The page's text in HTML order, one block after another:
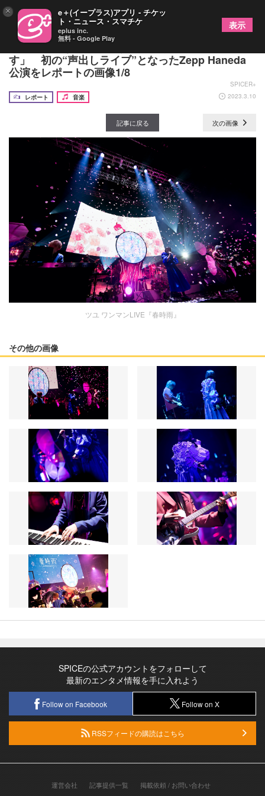
ツユ「みんなの声が聴けて嬉しく思っておりま
す」 初の“声出しライブ”となったZepp Haneda
公演をレポートの画像1/8
SPICER+
レポート
音楽 2023.3.10
記事に戻る 次の画像
ツユ ワンマンLIVE『春時雨』
その他の画像
SPICEの公式アカウントをフォローして
最新のエンタメ情報を手に入れよう
Follow on Facebook Follow on X
RSSフィードの購読はこちら
運営会社 記事提供一覧 掲載依頼 / お問い合わせ
× e＋(イープラス)アプリ - チケッ
ト・ニュース・スマチケ
eplus inc.
無料 - Google Play
表示